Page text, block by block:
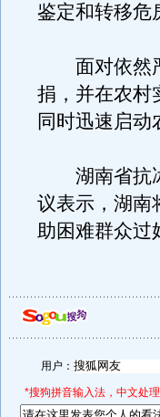
鉴定和转移危
面对依然严
捐，并在农村
同时迅速启动
湖南省抗冰
议表示，湖南
助困难群众过
用户：
*搜狗拼音输入法，中文处